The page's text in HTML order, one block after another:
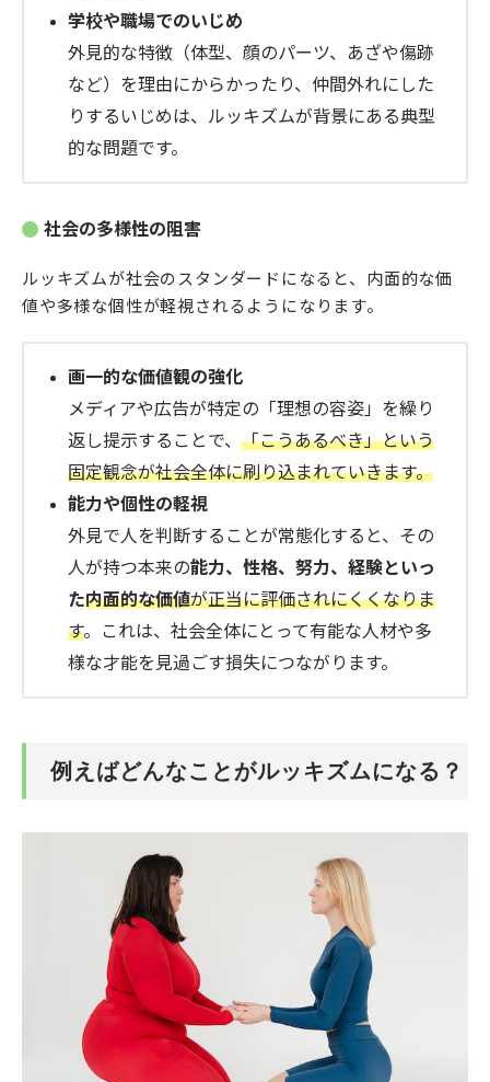
学校や職場でのいじめ
外見的な特徴（体型、顔のパーツ、あざや傷跡
など）を理由にからかったり、仲間外れにした
りするいじめは、ルッキズムが背景にある典型
的な問題です。
社会の多様性の阻害
ルッキズムが社会のスタンダードになると、内面的な価
値や多様な個性が軽視されるようになります。
画一的な価値観の強化
メディアや広告が特定の「理想の容姿」を繰り
返し提示することで、 「こうあるべき」という
固定観念が社会全体に刷り込まれていきます。
能力や個性の軽視
外見で人を判断することが常態化すると、その
人が持つ本来の能力、性格、努力、経験といっ
た内面的な価値が正当に評価されにくくなりま
す。これは、社会全体にとって有能な人材や多
様な才能を見過ごす損失につながります。
例えばどんなことがルッキズムになる？